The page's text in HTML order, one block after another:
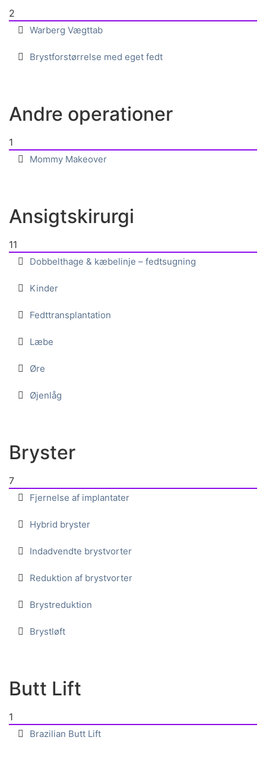
2
Warberg Vægttab
Brystforstørrelse med eget fedt
Andre operationer
1
Mommy Makeover
Ansigtskirurgi
11
Dobbelthage & kæbelinje – fedtsugning
Kinder
Fedttransplantation
Læbe
Øre
Øjenlåg
Bryster
7
Fjernelse af implantater
Hybrid bryster
Indadvendte brystvorter
Reduktion af brystvorter
Brystreduktion
Brystløft
Butt Lift
1
Brazilian Butt Lift